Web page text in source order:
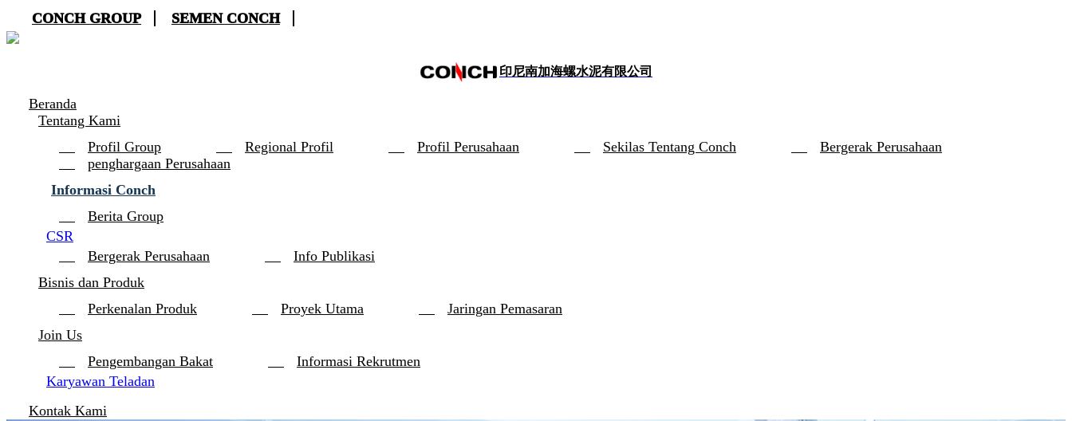
CONCH GROUP SEMEN CONCH
印尼南加海螺水泥有限公司
Beranda
Tentang Kami
Profil Group
Regional Profil Profil Perusahaan Sekilas Tentang Conch
Bergerak Perusahaan
penghargaan Perusahaan
Informasi Conch
Berita Group
CSR
Bergerak Perusahaan
Info Publikasi
Bisnis dan Produk
Perkenalan Produk
Proyek Utama
Jaringan Pemasaran
Join Us
Pengembangan Bakat
Informasi Rekrutmen
Karyawan Teladan
Kontak Kami